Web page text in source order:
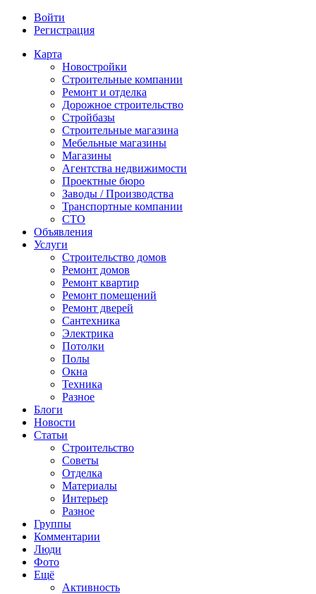
Войти
Регистрация
Карта
Новостройки
Строительные компании
Ремонт и отделка
Дорожное строительство
Стройбазы
Строительные магазина
Мебельные магазины
Магазины
Агентства недвижимости
Проектные бюро
Заводы / Производства
Транспортные компании
СТО
Объявления
Услуги
Строительство домов
Ремонт домов
Ремонт квартир
Ремонт помещений
Ремонт дверей
Сантехника
Электрика
Потолки
Полы
Окна
Техника
Разное
Блоги
Новости
Статьи
Строительство
Советы
Отделка
Материалы
Интерьер
Разное
Группы
Комментарии
Люди
Фото
Ещё
Активность